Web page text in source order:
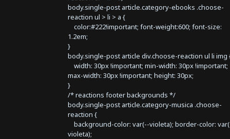
body.single-post article.category-ebooks .choose-
reaction ul > li > a {
color:#222!important; font-weight:600; font-size:
1.2em;
}
body.single-post article div.choose-reaction ul li img
width: 30px !important; min-width: 30px !important;
max-width: 30px !important; height: 30px;
}
/* reactions footer backgrounds */
body.single-post article.category-musica .choose-
reaction {
background-color: var(--violeta); border-color:
violeta);